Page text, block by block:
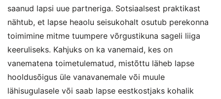
saanud lapsi uue partneriga. Sotsiaalsest praktikast
nähtub, et lapse heaolu seisukohalt osutub perekonna
toimimine mitme tuumpere võrgustikuna sageli liiga
keeruliseks. Kahjuks on ka vanemaid, kes on
vanematena toimetulematud, mistõttu läheb lapse
hooldusõigus üle vanavanemale või muule
lähisugulasele või saab lapse eestkostjaks kohalik